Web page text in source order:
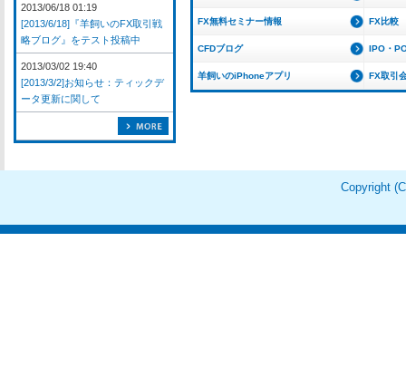
FX無料セミナー情報 FX比較
CFDブログ IPO・
羊飼いのiPhoneアプリ FX取引
2013/06/18 01:19
[2013/6/18]『羊飼いのFX取引戦
略ブログ』をテスト投稿中
2013/03/02 19:40
[2013/3/2]お知らせ：ティックデ
ータ更新に関して
Copyright